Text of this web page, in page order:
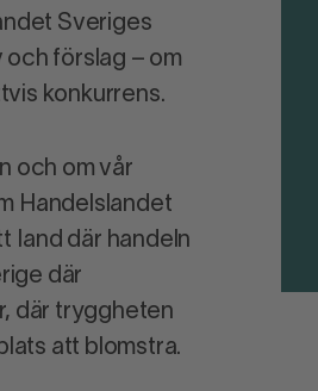
Sveriges
och förslag – om
konkurrens.
och om vår
Handelslandet
land där handeln
där
där tryggheten
att blomstra.